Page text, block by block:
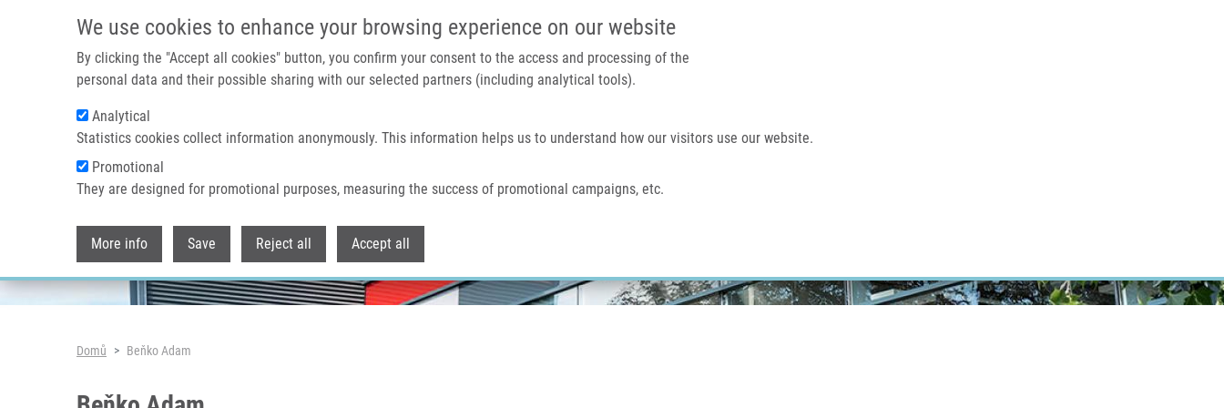
We use cookies to enhance your browsing experience on our website
By clicking the "Accept all cookies" button, you confirm your consent to the access and processing of the
personal data and their possible sharing with our selected partners (including analytical tools).
Analytical
Statistics cookies collect information anonymously. This information helps us to understand how our visitors use our website.
Promotional
They are designed for promotional purposes, measuring the success of promotional campaigns, etc.
More info Save Reject all Accept all
IMTM PORTÁL
Domů O nás
Header image
Drobečková navigace
Domů Beňko Adam